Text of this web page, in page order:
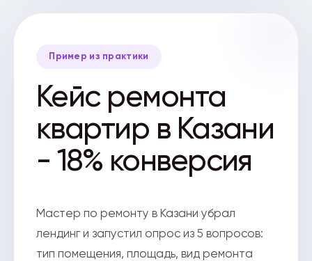
Пример из практики
Кейс ремонта
квартир в Казани
- 18% конверсия
Мастер по ремонту в Казани убрал
лендинг и запустил опрос из 5 вопросов:
тип помещения, площадь, вид ремонта